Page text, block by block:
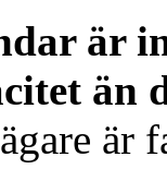
är
än
är